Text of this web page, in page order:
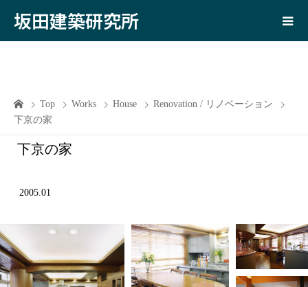
坂田建築研究所
Top Works House
Renovation / リノベーション
下京の家
下京の家
2005.01